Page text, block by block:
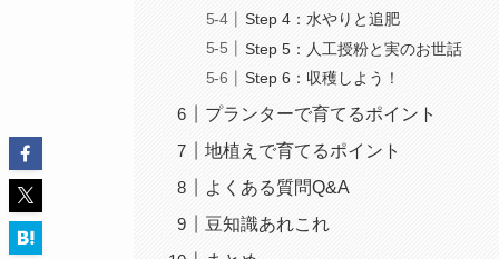
Step 4：水やりと追肥
Step 5：人工授粉と実のお世話
Step 6：収穫しよう！
プランターで育てるポイント
地植えで育てるポイント
よくある質問Q&A
豆知識あれこれ